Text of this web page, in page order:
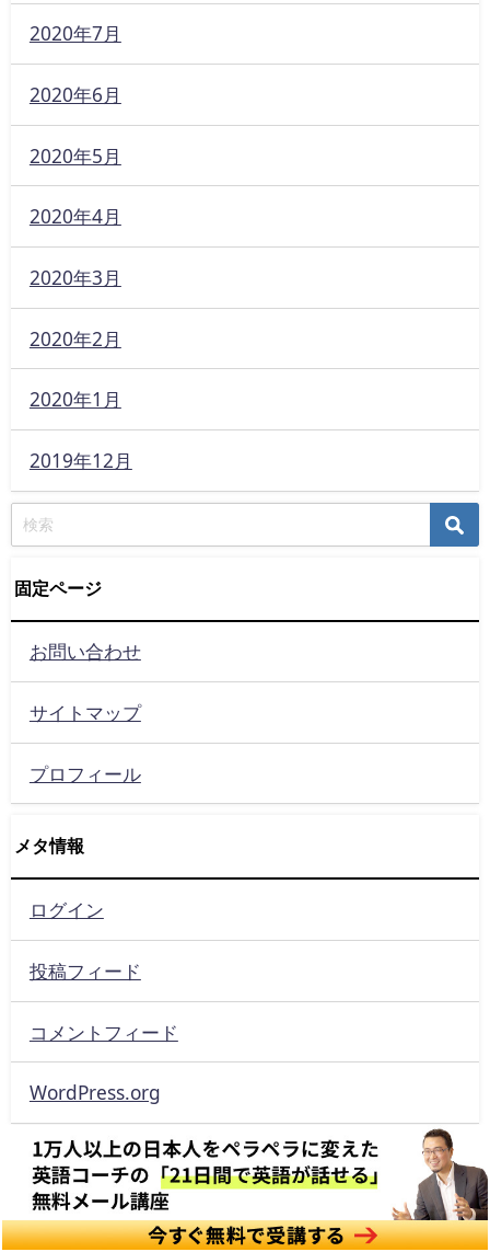
2020年7月
2020年6月
2020年5月
2020年4月
2020年3月
2020年2月
2020年1月
2019年12月
固定ページ
お問い合わせ
サイトマップ
プロフィール
メタ情報
ログイン
投稿フィード
コメントフィード
WordPress.org